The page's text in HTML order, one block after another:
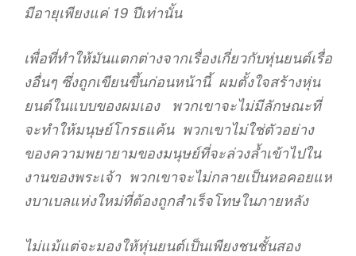
เขียน
Bonneneige
[อาจ
อัปเดต
เรื่อยๆ]”
มีอายุเพียงแค่ 19 ปีเท่านั้น
เพื่อที่ทำให้มันแตกต่างจากเรื่องเกี่ยวกับหุ่นยนต์เรื่อ
งอื่นๆ ซึ่งถูกเขียนขึ้นก่อนหน้านี้ ผมตั้งใจสร้างหุ่น
ยนต์ในแบบของผมเอง พวกเขาจะไม่มีลักษณะที่
จะทำให้มนุษย์โกรธแค้น พวกเขาไม่ใช่ตัวอย่าง
ของความพยายามของมนุษย์ที่จะล่วงล้ำเข้าไปใน
งานของพระเจ้า พวกเขาจะไม่กลายเป็นหอคอยแห่
งบาเบลแห่งใหม่ที่ต้องถูกสำเร็จโทษในภายหลัง
ไม่แม้แต่จะมองให้หุ่นยนต์เป็นเพียงชนชั้นสอง